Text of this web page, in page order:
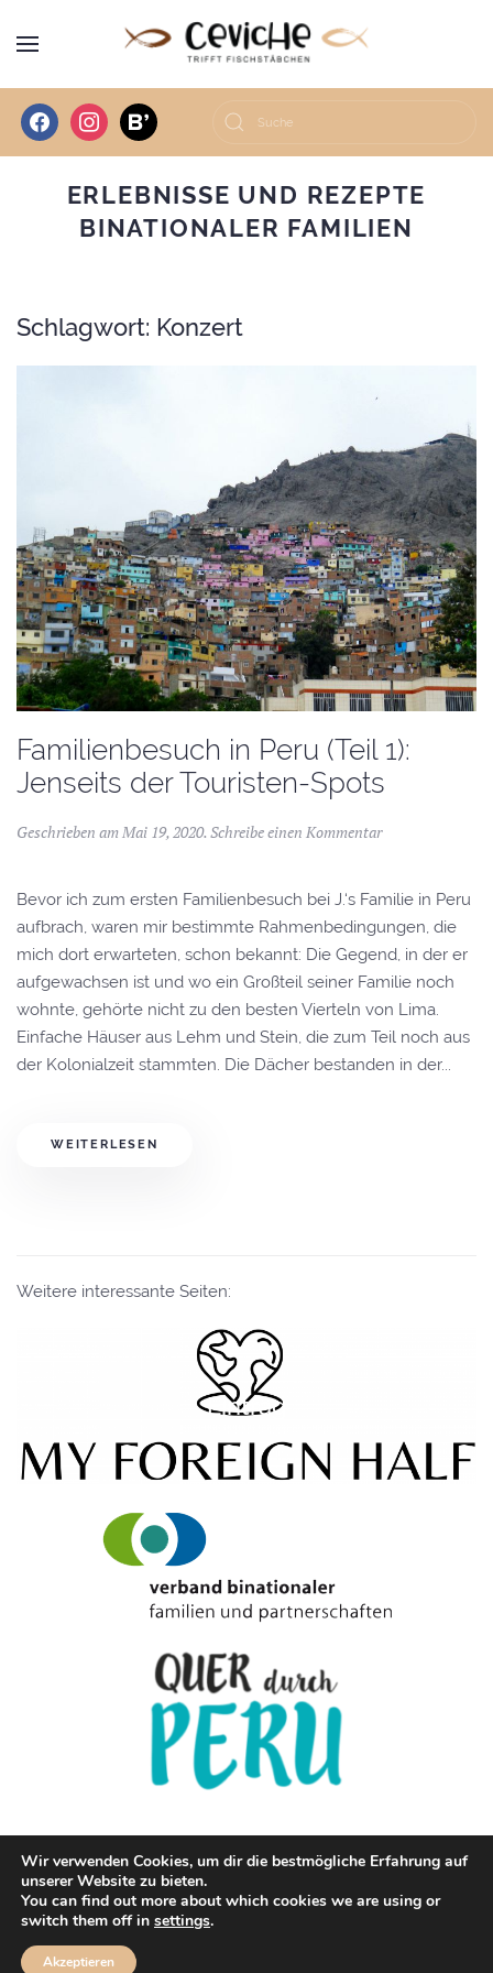
facebookinstagrambloglovin
ERLEBNISSE UND REZEPTE
BINATIONALER FAMILIEN
Schlagwort: Konzert
Familienbesuch in Peru (Teil 1):
Jenseits der Touristen-Spots
Geschrieben am Mai 19, 2020. Schreibe einen Kommentar
Bevor ich zum ersten Familienbesuch bei J.‘s Familie in Peru
aufbrach, waren mir bestimmte Rahmenbedingungen, die
mich dort erwarteten, schon bekannt: Die Gegend, in der er
aufgewachsen ist und wo ein Großteil seiner Familie noch
wohnte, gehörte nicht zu den besten Vierteln von Lima.
Einfache Häuser aus Lehm und Stein, die zum Teil noch aus
der Kolonialzeit stammten. Die Dächer bestanden in der...
WEITERLESEN
Weitere interessante Seiten:
Eintrag
© Copyright Cevichetrifftfischstaebchen.de 2020
Wir verwenden Cookies, um dir die bestmögliche Erfahrung auf
unserer Website zu bieten.
You can find out more about which cookies we are using or
switch them off in settings.
Akzeptieren